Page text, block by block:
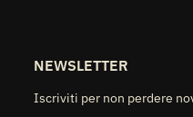
NEWSLETTER
Iscriviti per non perdere